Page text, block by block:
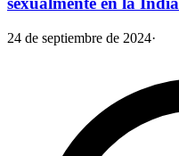
24 de septiembre de 2024·